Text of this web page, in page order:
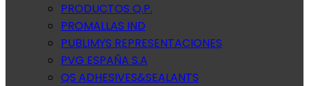
PRODUCTOS Q.P.
PROMALLAS IND
PUBLIMYS REPRESENTACIONES
PVG ESPAÑA S.A
QS ADHESIVES&SEALANTS